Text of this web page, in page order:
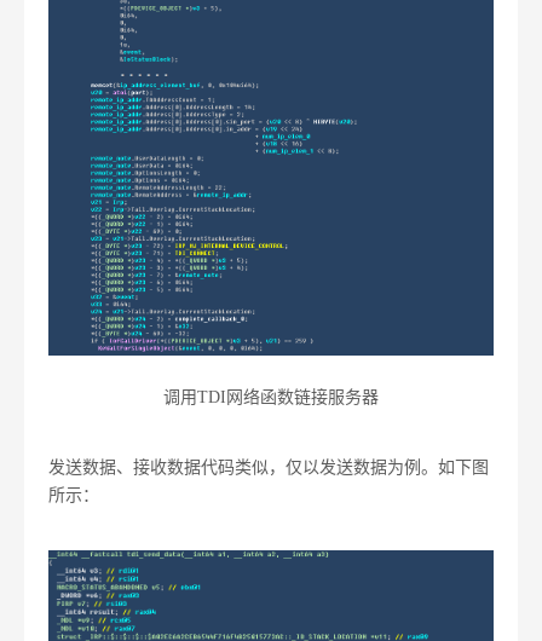
调用TDI网络函数链接服务器
发送数据、接收数据代码类似，仅以发送数据为例。如下图
所示：